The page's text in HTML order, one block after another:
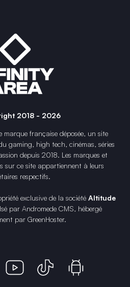
2018 - 2026
marque française déposée, un site
gaming, high tech, cinémas, séries
depuis 2018. Les marques et
sur ce site appartiennent à leurs
respectifs.
exclusive de la société Altitude
par Andromede CMS, hébergé
par GreenHoster.